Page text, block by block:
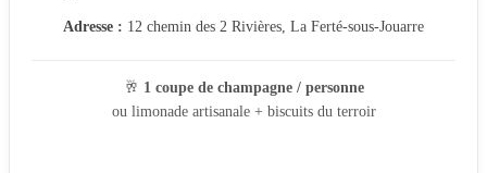
Adresse : 12 chemin des 2 Rivières, La Ferté-sous-Jouarre
🥂 1 coupe de champagne / personne
ou limonade artisanale + biscuits du terroir